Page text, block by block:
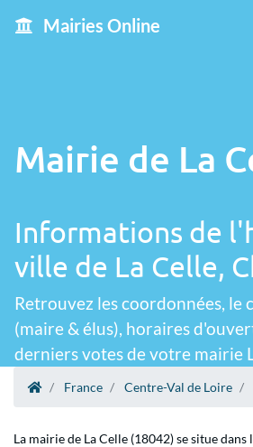
Mairies Online
Mairie de La
Informations de
ville de La Celle,
Retrouvez les coordonnées, le
(maire & élus), horaires
derniers votes de votre mairie
France Centre-Val de Loire
La mairie de La Celle (18042) se situe